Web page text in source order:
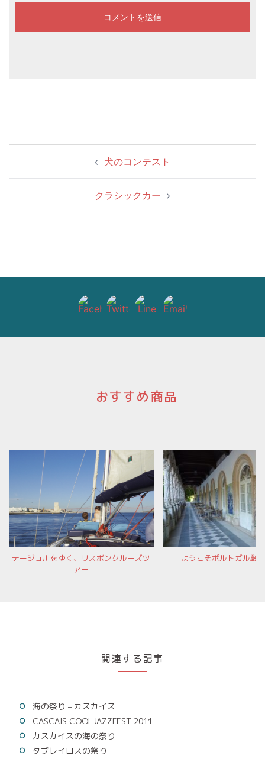
犬のコンテスト
クラシックカー
おすすめ商品
テージョ川をゆく、リスボンクルーズツ
アー
ようこそポルトガル厳
関連する記事
海の祭り – カスカイス
CASCAIS COOLJAZZFEST 2011
カスカイスの海の祭り
タブレイロスの祭り